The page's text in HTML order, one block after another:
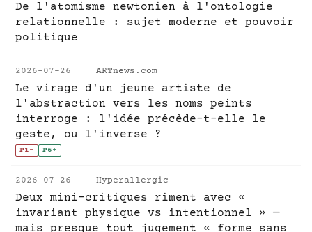
De l'atomisme newtonien à l'ontologie
relationnelle : sujet moderne et pouvoir
politique
2026-07-26 ARTnews.com
Le virage d'un jeune artiste de
l'abstraction vers les noms peints
interroge : l'idée précède-t-elle le
geste, ou l'inverse ?
P1- P6+
2026-07-26 Hyperallergic
Deux mini-critiques riment avec «
invariant physique vs intentionnel » —
mais presque tout jugement « forme sans